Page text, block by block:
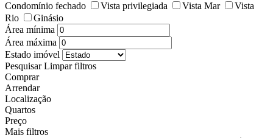
Condomínio fechado
Vista privilegiada Vista Mar
Vista
Rio
Ginásio
Área mínima
Área máxima
Estado imóvel
Pesquisar Limpar filtros
Comprar
Arrendar
Localização
Quartos
Preço
Mais filtros